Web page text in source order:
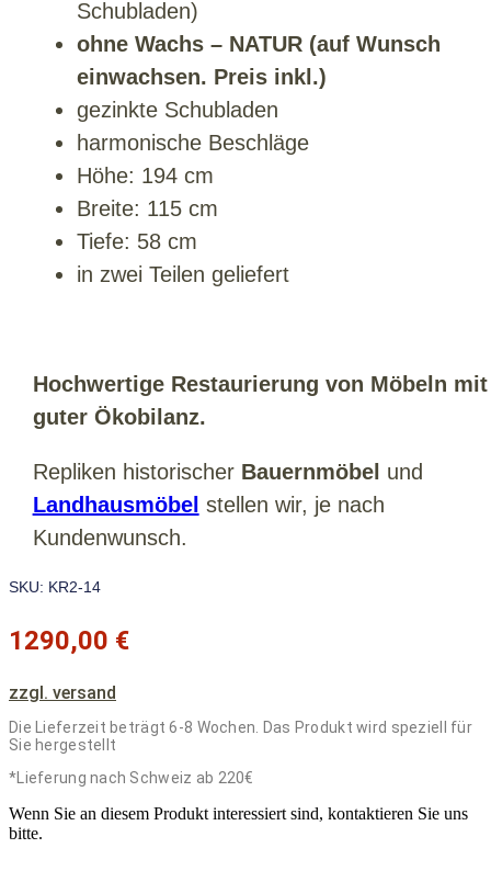
Schubladen)
ohne Wachs – NATUR (auf Wunsch
einwachsen. Preis inkl.)
gezinkte Schubladen
harmonische Beschläge
Höhe: 194 cm
Breite: 115 cm
Tiefe: 58 cm
in zwei Teilen geliefert
Hochwertige Restaurierung von Möbeln mit
guter Ökobilanz.
Repliken historischerBauernmöbel und
Landhausmöbel stellen wir, je nach
Kundenwunsch.
SKU: KR2-14
1290,00 €
zzgl. versand
Die Lieferzeit beträgt 6-8 Wochen. Das Produkt wird speziell für
Sie hergestellt
*Lieferung nach Schweiz ab 220€
Wenn Sie an diesem Produkt interessiert sind, kontaktieren Sie uns
bitte.